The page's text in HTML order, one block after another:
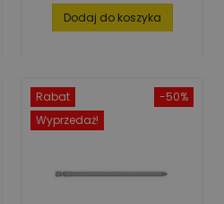
Dodaj do koszyka
-50%
Rabat
Wyprzedaż!